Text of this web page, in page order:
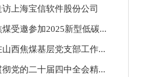
访上海宝信软件股份公司
煤受邀参加2025新型低碳...
山西焦煤基层党支部工作...
彻党的二十届四中全会精...